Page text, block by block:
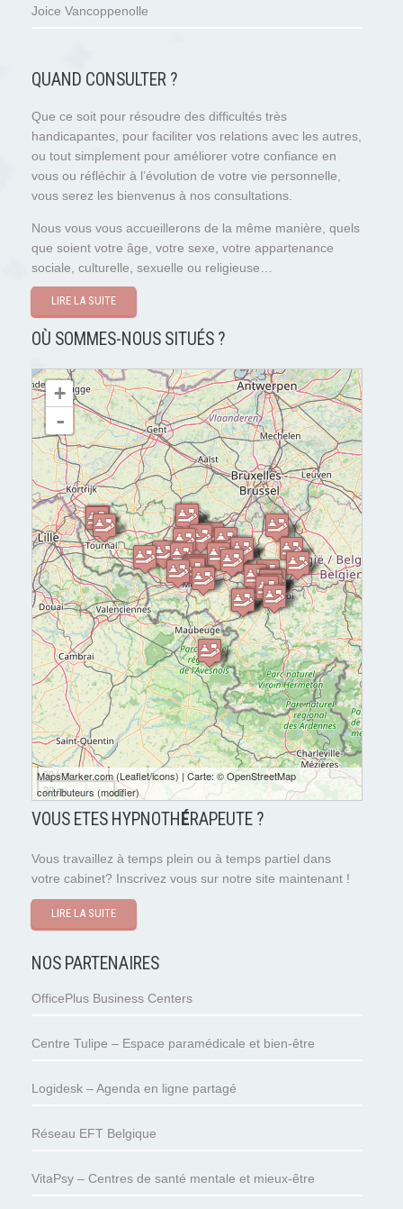
Joice Vancoppenolle
QUAND CONSULTER ?
Que ce soit pour résoudre des difficultés très
handicapantes, pour faciliter vos relations avec les autres,
ou tout simplement pour améliorer votre confiance en
vous ou réfléchir à l’évolution de votre vie personnelle,
vous serez les bienvenus à nos consultations.
Nous vous vous accueillerons de la même manière, quels
que soient votre âge, votre sexe, votre appartenance
sociale, culturelle, sexuelle ou religieuse…
LIRE LA SUITE
OÙ SOMMES-NOUS SITUÉS ?
chargement de la carte - veuillez patienter...
+
-
30 km
20 mi
MapsMarker.com(Leaflet/icons) | Carte: ©OpenStreetMap
contributeurs (modifier)
VOUS ETES HYPNOTH ÉRAPEUTE ?
Vous travaillez à temps plein ou à temps partiel dans
votre cabinet? Inscrivez vous sur notre site maintenant !
LIRE LA SUITE
NOS PARTENAIRES
OfficePlus Business Centers
Centre Tulipe – Espace paramédicale et bien-être
Logidesk – Agenda en ligne partagé
Réseau EFT Belgique
VitaPsy – Centres de santé mentale et mieux-être